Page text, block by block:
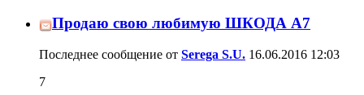
Продаю свою любимую ШКОДА А7
Последнее сообщение от Serega S.U. 16.06.2016 12:03
7